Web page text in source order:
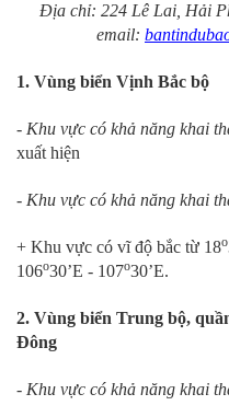
Địa chỉ: 224 Lê Lai, Hải
email:
1. Vùng biển Vịnh Bắc bộ
- Khu vực có khả năng khai
xuất hiện
- Khu vực có khả năng khai
+ Khu vực có vĩ độ bắc từ 18o
106o30’E - 107o30’E.
2. Vùng biển Trung bộ,
Đông
- Khu vực có khả năng khai